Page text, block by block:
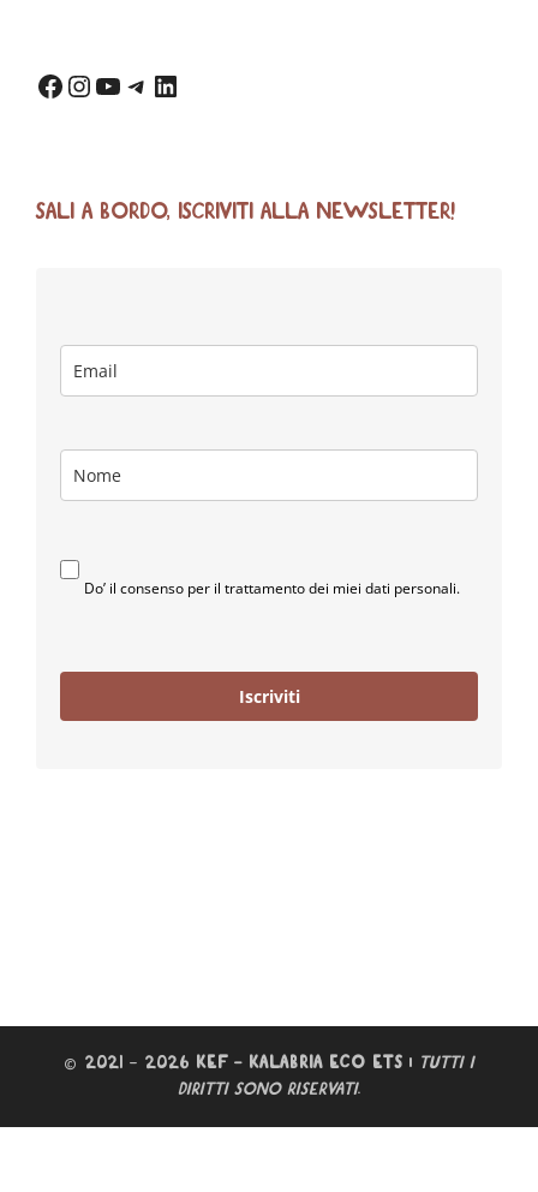
SALI A BORDO, ISCRIVITI ALLA NEWSLETTER!
Do’ il consenso per il trattamento dei miei dati personali.
Iscriviti
© 2021 – 2026 KEF – KALABRIA ECO ETS | TUTTI I
DIRITTI SONO RISERVATI.